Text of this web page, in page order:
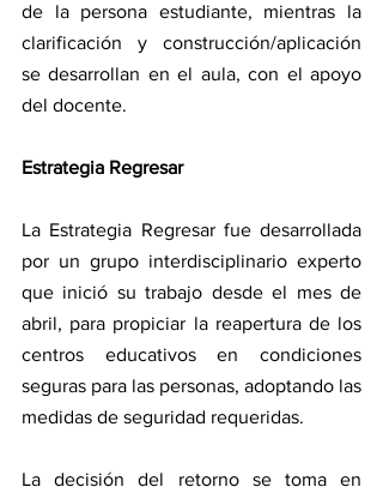
de la persona estudiante, mientras la
clarificación y construcción/aplicación
se desarrollan en el aula, con el apoyo
del docente.
Estrategia Regresar
La Estrategia Regresar fue desarrollada
por un grupo interdisciplinario experto
que inició su trabajo desde el mes de
abril, para propiciar la reapertura de los
centros educativos en condiciones
seguras para las personas, adoptando las
medidas de seguridad requeridas.
La decisión del retorno se toma en